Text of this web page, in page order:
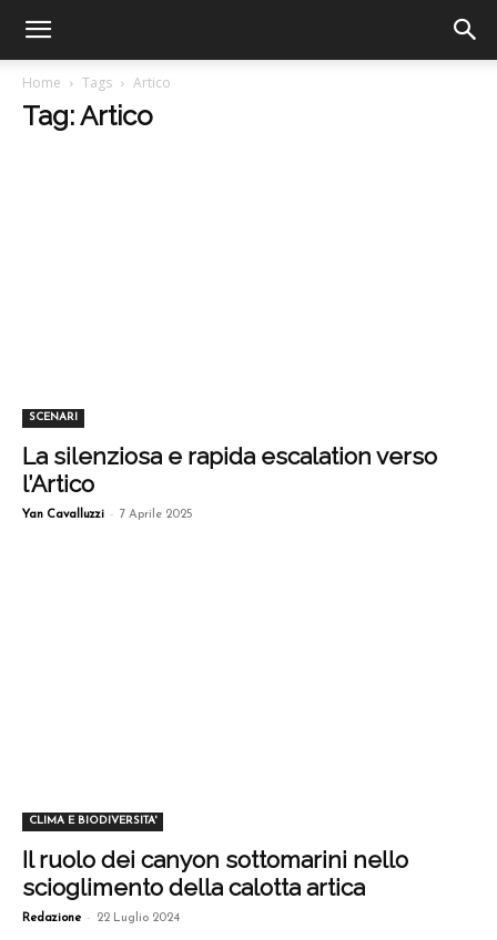
Home Tags Artico
Tag: Artico
SCENARI
La silenziosa e rapida escalation verso
l’Artico
Yan Cavalluzzi - 7 Aprile 2025
CLIMA E BIODIVERSITA'
Il ruolo dei canyon sottomarini nello
scioglimento della calotta artica
Redazione - 22 Luglio 2024